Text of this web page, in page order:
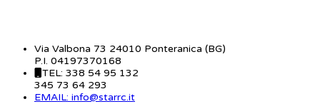
Via Valbona 73 24010 Ponteranica (BG)
P.I. 04197370168
TEL: 338 54 95 132
345 73 64 293
EMAIL: info@starrc.it